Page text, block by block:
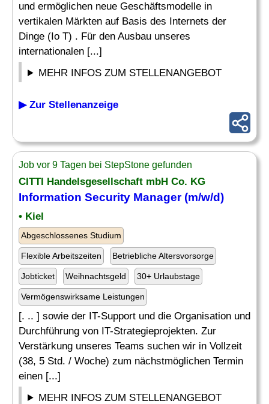
und ermöglichen neue Geschäftsmodelle in
vertikalen Märkten auf Basis des Internets der
Dinge (Io T) . Für den Ausbau unseres
internationalen [...]
MEHR INFOS ZUM STELLENANGEBOT
▶ Zur Stellenanzeige
Job vor 9 Tagen bei StepStone gefunden
CITTI Handelsgesellschaft mbH Co. KG
Information Security Manager(m/w/d)
• Kiel
Abgeschlossenes Studium
Flexible Arbeitszeiten Betriebliche Altersvorsorge
Jobticket Weihnachtsgeld 30+ Urlaubstage
Vermögenswirksame Leistungen
[. .. ] sowie der IT-Support und die Organisation und
Durchführung von IT-Strategieprojekten. Zur
Verstärkung unseres Teams suchen wir in Vollzeit
(38, 5 Std. / Woche) zum nächstmöglichen Termin
einen [...]
MEHR INFOS ZUM STELLENANGEBOT